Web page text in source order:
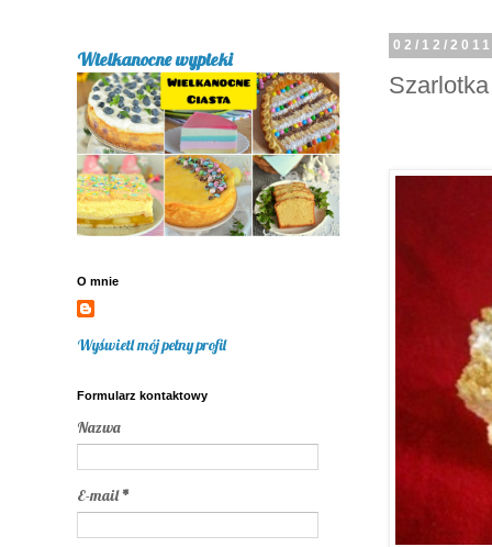
02/12/
Wielkanocne wypieki
O mnie
Wyświetl mój pełny profil
Formularz kontaktowy
Nazwa
E-mail*